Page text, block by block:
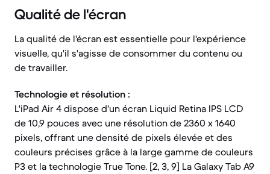
Qualité de l'écran
La qualité de l'écran est essentielle pour l'expérience
visuelle, qu'il s'agisse de consommer du contenu ou
de travailler.
Technologie et résolution :
L'iPad Air 4 dispose d'un écran Liquid Retina IPS LCD
de 10,9 pouces avec une résolution de 2360 x 1640
pixels, offrant une densité de pixels élevée et des
couleurs précises grâce à la large gamme de couleurs
P3 et la technologie True Tone. [2, 3, 9] La Galaxy Tab A9